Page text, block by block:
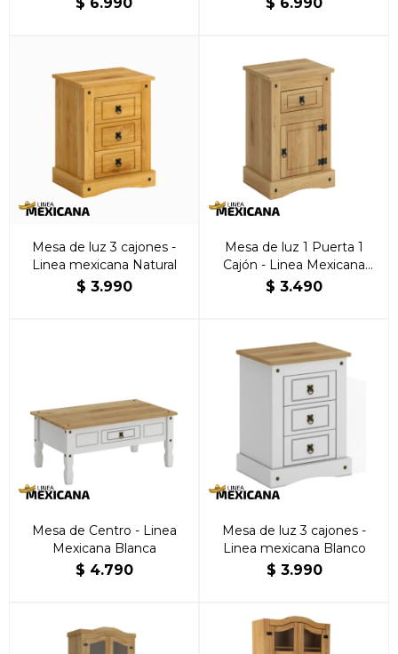
Mesa de luz 3 cajones -
Linea mexicana Natural
$ 3.990
Mesa de luz 1 Puerta 1
Cajón - Linea Mexicana
Natural
$ 3.490
Mesa de Centro - Linea
Mexicana Blanca
$ 4.790
Mesa de luz 3 cajones -
Linea mexicana Blanco
$ 3.990